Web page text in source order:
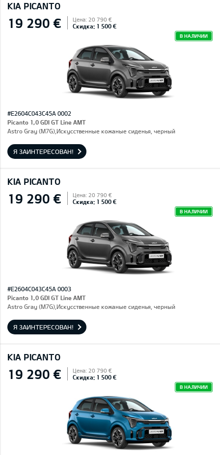
KIA PICANTO
19 290 € Цена: 20 790 €
Скидка: 1 500 €
В НАЛИЧИИ
#E2604C043C45A 0002
Picanto 1,0 GDI GT Line AMT
Astro Gray (M7G),Искусственные кожаные сиденья, черный
Я ЗАИНТЕРЕСОВАН!
KIA PICANTO
19 290 € Цена: 20 790 €
Скидка: 1 500 €
В НАЛИЧИИ
#E2604C043C45A 0003
Picanto 1,0 GDI GT Line AMT
Astro Gray (M7G),Искусственные кожаные сиденья, черный
Я ЗАИНТЕРЕСОВАН!
KIA PICANTO
19 290 € Цена: 20 790 €
Скидка: 1 500 €
В НАЛИЧИИ